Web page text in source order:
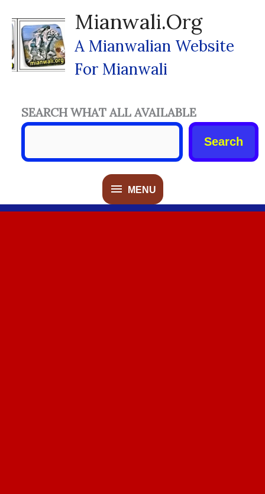
Content
Mianwali.org
A Mianwalian Website
For Mianwali
MENU
MENU
SEARCH WHAT ALL AVAILABLE
Search